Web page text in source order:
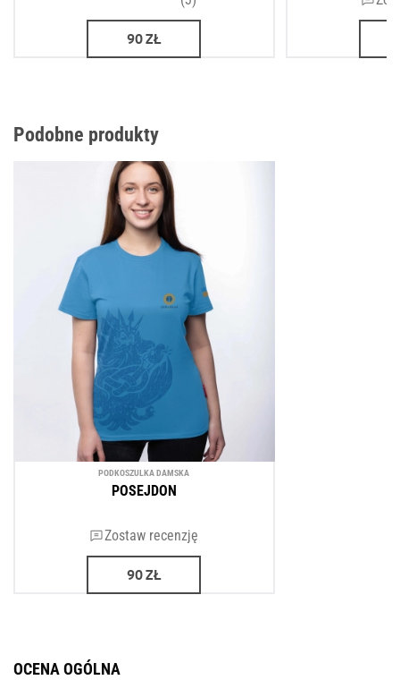
90ZŁ
Podobne produkty
PODKOSZULKA DAMSKA
POSEJDON
Zostaw recenzję
90ZŁ
OCENA OGÓLNA